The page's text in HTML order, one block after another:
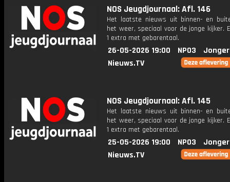
NOS Jeugdjournaal: Afl. 146
Het laatste nieuws uit binnen- en
het weer, speciaal voor de jonge kijker.
1 extra met gebarentaal.
26-05-2026 19:00 NPO3
Nieuws.TV
NOS Jeugdjournaal: Afl. 145
Het laatste nieuws uit binnen- en
het weer, speciaal voor de jonge kijker.
1 extra met gebarentaal.
25-05-2026 19:00 NPO3
Nieuws.TV